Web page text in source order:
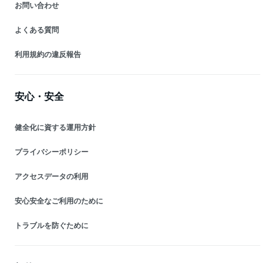
お問い合わせ
よくある質問
利用規約の違反報告
安心・安全
健全化に資する運用方針
プライバシーポリシー
アクセスデータの利用
安心安全なご利用のために
トラブルを防ぐために